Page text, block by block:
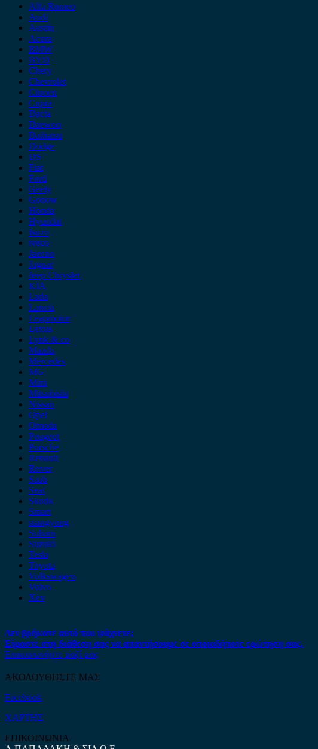
Alfa Romeo
Audi
Austin
Acura
BMW
BYD
Chery
Chevrolet
Citroen
Cupra
Dacia
Daewoo
Daihatsu
Dodge
DS
Fiat
Ford
Geely
Gonow
Honda
Hyundai
Isuzu
iveco
Jaecoo
Jaguar
Jeep Chrysler
KIA
Lada
Lancia
Leapmotor
Lexus
Lynk & co
Mazda
Mercedes
MG
Mini
Mitsubishi
Nissan
Opel
Omoda
Peugeot
Porsche
Renault
Rover
Saab
Seat
Skoda
Smart
ssangyong
Subaru
Suzuki
Tesla
Toyota
Volkswagen
Volvo
Xev
Δεν βρήκατε αυτό που ψάχνετε;
Είμαστε στη διάθεση σας να απαντήσουμε σε οποιαδήποτε ερώτηση σας.
Επικοινωνήστε μαζί μας
ΑΚΟΛΟΥΘΗΣΤΕ ΜΑΣ
Facebook
ΧΑΡΤΗΣ
ΕΠΙΚΟΙΝΩΝΙΑ